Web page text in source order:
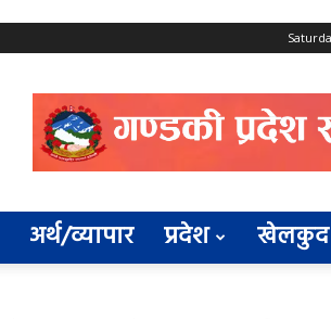
अर्थ/व्यापार प्रदेश खेलकुद